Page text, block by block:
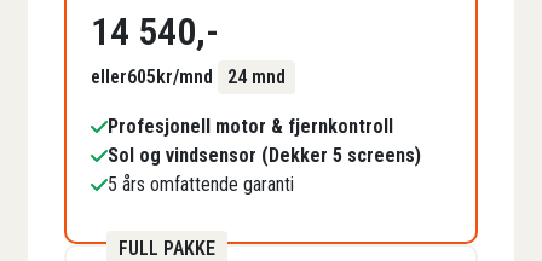
14 540,-
eller605kr/mnd 24 mnd
Profesjonell motor & fjernkontroll
Sol og vindsensor (Dekker 5 screens)
5 års omfattende garanti
FULL PAKKE